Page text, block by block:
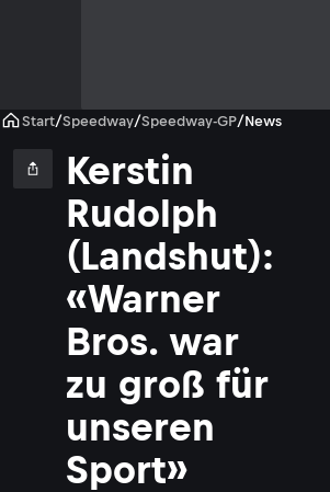
Start/Speedway/Speedway-GP/News
Kerstin
Rudolph
(Landshut):
«Warner
Bros. war
zu groß für
unseren
Sport»